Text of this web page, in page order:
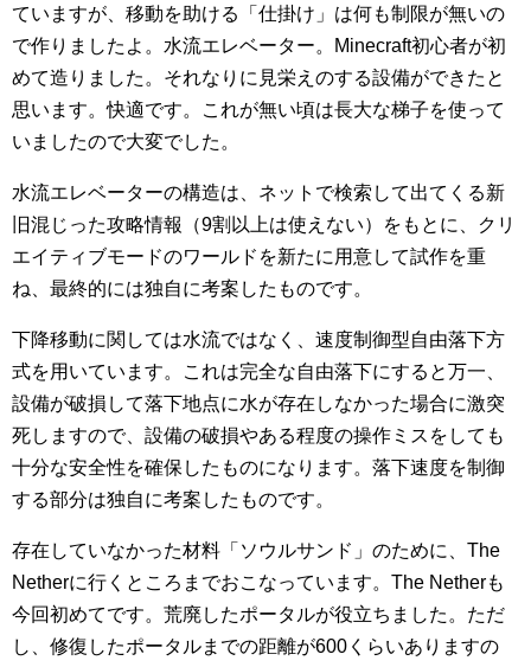
ていますが、移動を助ける「仕掛け」は何も制限が無いの
で作りましたよ。水流エレベーター。Minecraft初心者が初
めて造りました。それなりに見栄えのする設備ができたと
思います。快適です。これが無い頃は長大な梯子を使って
いましたので大変でした。
水流エレベーターの構造は、ネットで検索して出てくる新
旧混じった攻略情報（9割以上は使えない）をもとに、クリ
エイティブモードのワールドを新たに用意して試作を重
ね、最終的には独自に考案したものです。
下降移動に関しては水流ではなく、速度制御型自由落下方
式を用いています。これは完全な自由落下にすると万一、
設備が破損して落下地点に水が存在しなかった場合に激突
死しますので、設備の破損やある程度の操作ミスをしても
十分な安全性を確保したものになります。落下速度を制御
する部分は独自に考案したものです。
存在していなかった材料「ソウルサンド」のために、The
Netherに行くところまでおこなっています。The Netherも
今回初めてです。荒廃したポータルが役立ちました。ただ
し、修復したポータルまでの距離が600くらいありますの